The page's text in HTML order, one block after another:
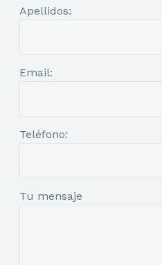
Apellidos:
Email:
Teléfono:
Tu mensaje